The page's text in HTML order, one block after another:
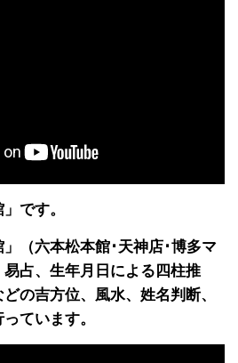
です。
（六本松本館･天神店･博多マ
占、生年月日による四柱推
の吉方位、風水、姓名判断、
ています。